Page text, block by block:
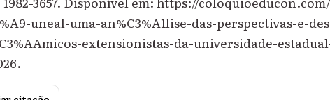
uneal-uma-an%C3%A1lise-das-perspectivas-e-
extensionistas-da-universidade-